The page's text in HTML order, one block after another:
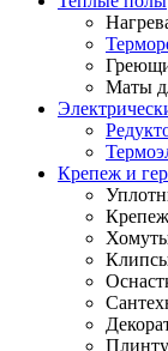
Маты
Крепеж и